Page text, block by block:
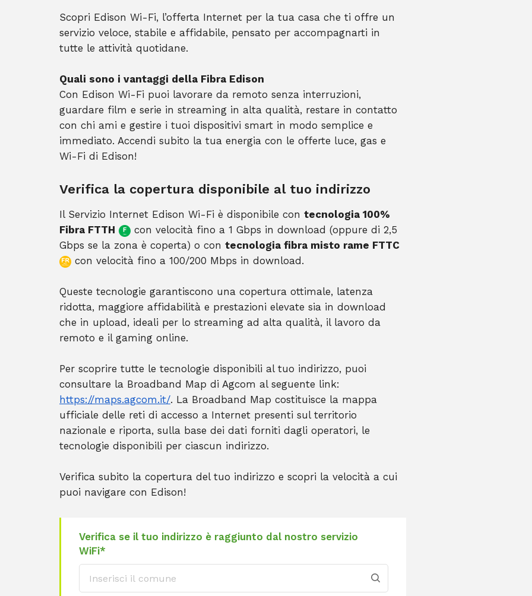
Scopri Edison Wi-Fi, l’offerta Internet per la tua casa che ti offre un
servizio veloce, stabile e affidabile, pensato per accompagnarti in
tutte le attività quotidane.
Quali sono i vantaggi della Fibra Edison
Con Edison Wi-Fi puoi lavorare da remoto senza interruzioni,
guardare film e serie in streaming in alta qualità, restare in contatto
con chi ami e gestire i tuoi dispositivi smart in modo semplice e
immediato. Accendi subito la tua energia con le offerte luce, gas e
Wi-Fi di Edison!
Verifica la copertura disponibile al tuo indirizzo
Il Servizio Internet Edison Wi-Fi è disponibile con tecnologia 100%
Fibra FTTH
con velocità fino a 1 Gbps in download (oppure di 2,5
Gbps se la zona è coperta) o con tecnologia fibra misto rame FTTC
con velocità fino a 100/200 Mbps in download.
Queste tecnologie garantiscono una copertura ottimale, latenza
ridotta, maggiore affidabilità e prestazioni elevate sia in download
che in upload, ideali per lo streaming ad alta qualità, il lavoro da
remoto e il gaming online.
Per scoprire tutte le tecnologie disponibili al tuo indirizzo, puoi
consultare la Broadband Map di Agcom al seguente link:
https://maps.agcom.it/. La Broadband Map costituisce la mappa
ufficiale delle reti di accesso a Internet presenti sul territorio
nazionale e riporta, sulla base dei dati forniti dagli operatori, le
tecnologie disponibili per ciascun indirizzo.
Verifica subito la copertura del tuo indirizzo e scopri la velocità a cui
puoi navigare con Edison!
Verifica se il tuo indirizzo è raggiunto dal nostro servizio
WiFi*